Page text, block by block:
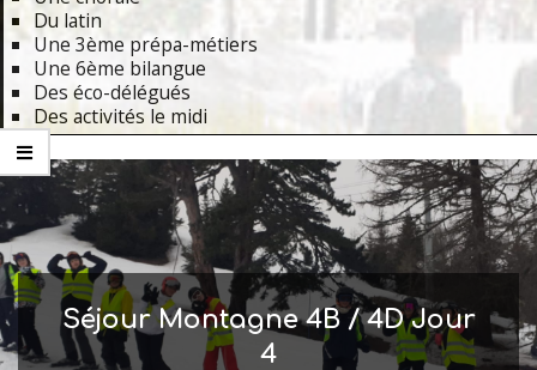
Du latin
Une 3ème prépa-métiers
Une 6ème bilangue
Des éco-délégués
Des activités le midi
Primary
Navigation
Menu
Séjour Montagne 4B / 4D Jour
4